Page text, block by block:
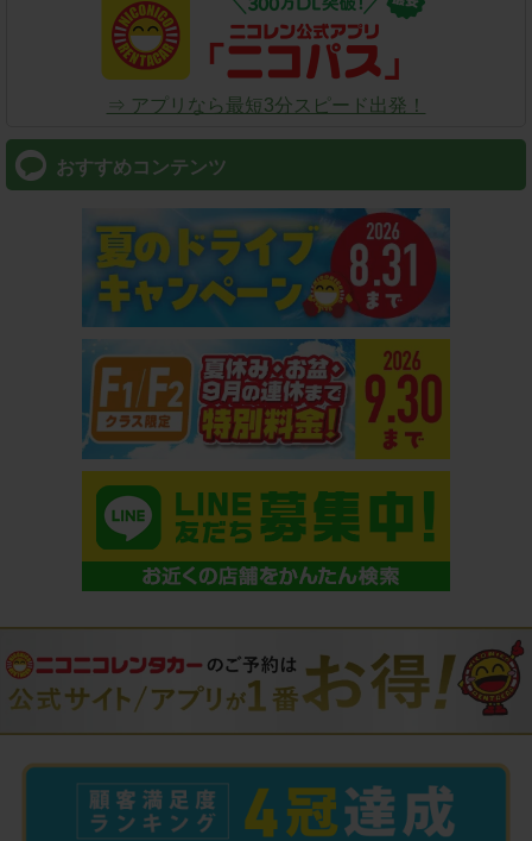
⇒ アプリなら最短3分スピード出発！
おすすめコンテンツ